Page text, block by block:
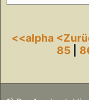
<<alpha
85